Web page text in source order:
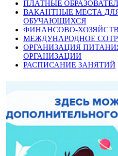
ПЛАТНЫЕ
ВАКАНТНЫЕ МЕСТА
ОБУЧАЮЩИХСЯ
ФИНАНСОВО-
МЕЖДУНАРОДНОЕ
ОРГАНИЗАЦИЯ
ОРГАНИЗАЦИИ
РАСПИСАНИЕ ЗАНЯТИЙ